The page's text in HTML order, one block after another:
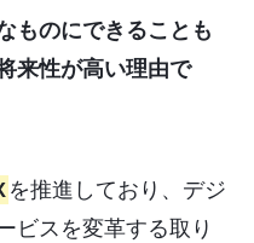
ものにできることも
来性が高い理由で
を推進しており、デジ
ビスを変革する取り